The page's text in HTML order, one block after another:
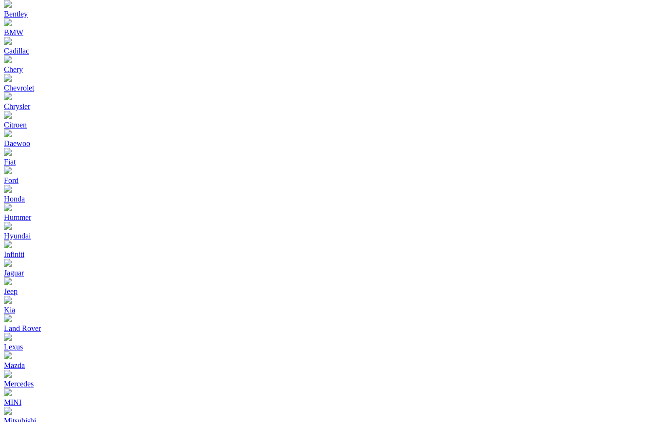
Bentley
BMW
Cadillac
Chery
Chevrolet
Chrysler
Citroen
Daewoo
Fiat
Ford
Honda
Hummer
Hyundai
Infiniti
Jaguar
Jeep
Kia
Land Rover
Lexus
Mazda
Mercedes
MINI